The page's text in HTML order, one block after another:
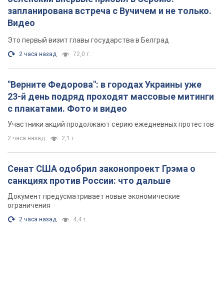
запланирована встреча с Вучичем и не только.
Видео
Это первый визит главы государства в Белград
2 часа назад 72,0 т.
"Верните Федорова": в городах Украины уже
23-й день подряд проходят массовые митинги
с плакатами. Фото и видео
Участники акций продолжают серию ежедневных протестов
2 часа назад 2,1 т.
Сенат США одобрил законопроект Грэма о
санкциях против России: что дальше
Документ предусматривает новые экономические
ограничения
2 часа назад 4,4 т.